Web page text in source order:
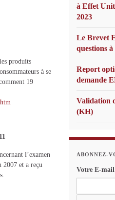
produits
à se
19
l’examen
2007 et a reçu
à Effet
2023
Le Brevet
questions
Report
demande
Validation
(KH)
ABONNEZ-
Votre E-mail